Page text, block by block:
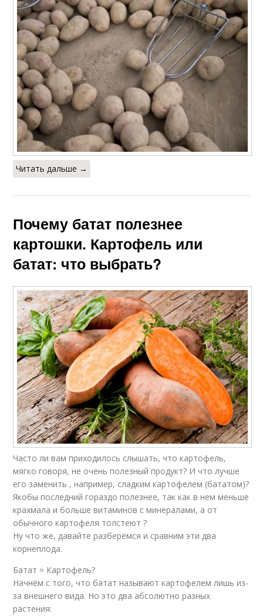
Читать дальше →
Почему батат полезнее
картошки. Картофель или
батат: что выбрать?
Часто ли вам приходилось слышать, что картофель,
мягко говоря, не очень полезный продукт? И что лучше
его заменить , например, сладким картофелем (бататом)?
Якобы последний гораздо полезнее, так как в нем меньше
крахмала и больше витаминов с минералами, а от
обычного картофеля толстеют ?
Ну что же, давайте разберёмся и сравним эти два
корнеплода.
Батат = Картофель?
Начнём с того, что батат называют картофелем лишь из-
за внешнего вида. Но это два абсолютно разных
растения: